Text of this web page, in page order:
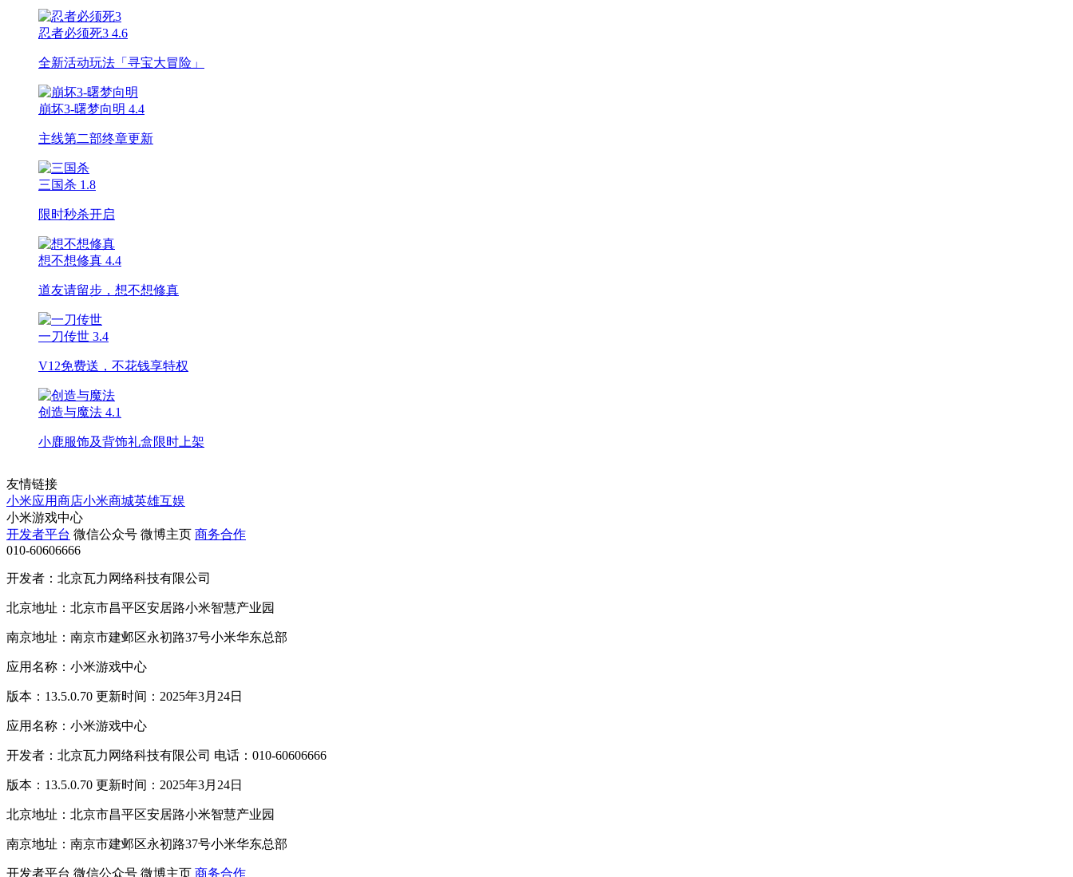
忍者必须死3 4.6
全新活动玩法「寻宝大冒险」
崩坏3-曙梦向明 4.4
主线第二部终章更新
三国杀 1.8
限时秒杀开启
想不想修真 4.4
道友请留步，想不想修真
一刀传世 3.4
V12免费送，不花钱享特权
创造与魔法 4.1
小鹿服饰及背饰礼盒限时上架
友情链接
小米应用商店小米商城英雄互娱
小米游戏中心
开发者平台 微信公众号 微博主页 商务合作
010-60606666
开发者：北京瓦力网络科技有限公司
北京地址：北京市昌平区安居路小米智慧产业园
南京地址：南京市建邺区永初路37号小米华东总部
应用名称：小米游戏中心
版本：13.5.0.70 更新时间：2025年3月24日
应用名称：小米游戏中心
开发者：北京瓦力网络科技有限公司 电话：010-60606666
版本：13.5.0.70 更新时间：2025年3月24日
北京地址：北京市昌平区安居路小米智慧产业园
南京地址：南京市建邺区永初路37号小米华东总部
开发者平台 微信公众号 微博主页 商务合作